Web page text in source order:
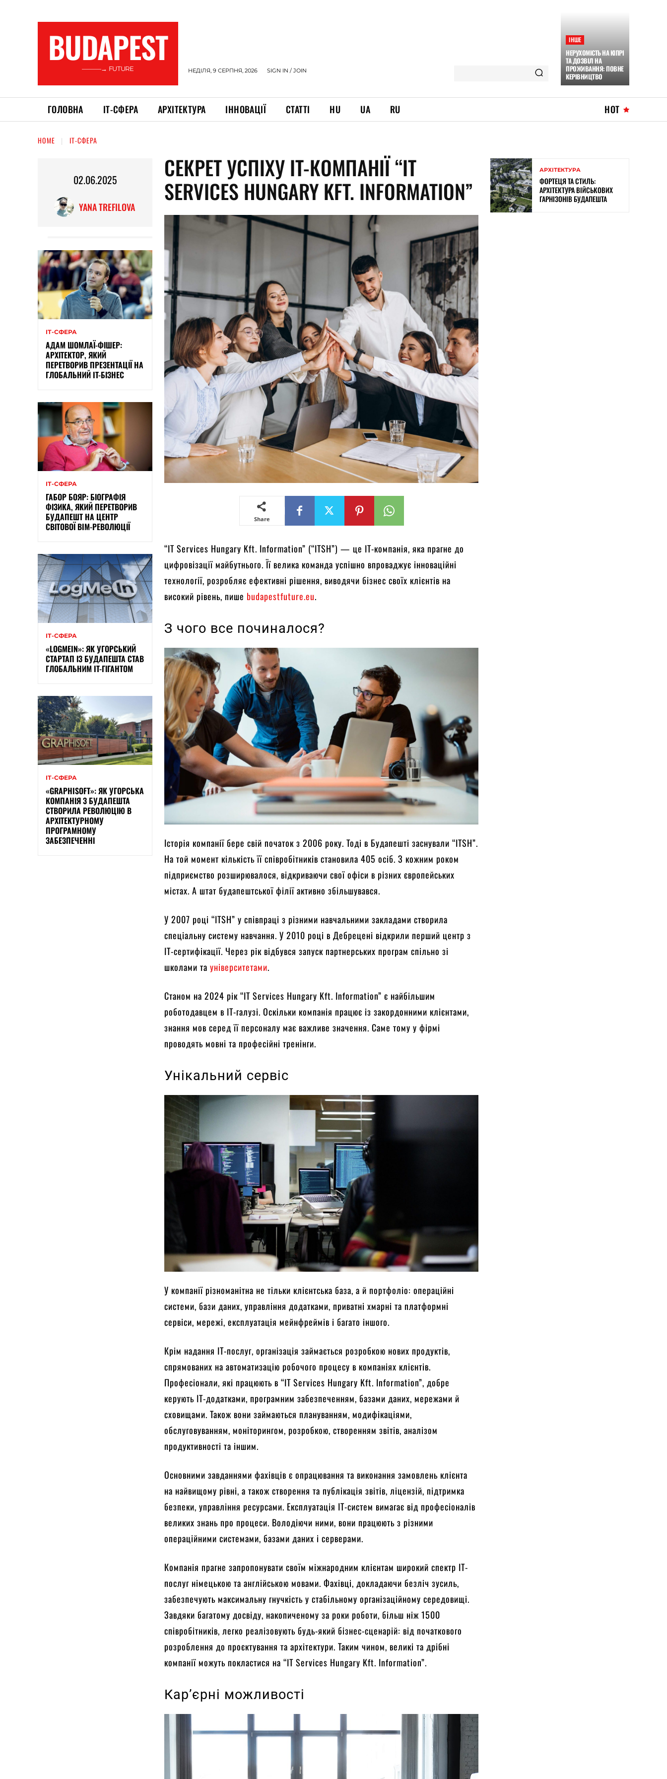
BUDAPEST
———→ FUTURE НЕДІЛЯ, 9 СЕРПНЯ, 2026 SIGN IN / JOIN
ІНШЕ
НЕРУХОМІСТЬ НА КІПРІ
ТА ДОЗВІЛ НА
ПРОЖИВАННЯ: ПОВНЕ
КЕРІВНИЦТВО
ГОЛОВНА ІТ-СФЕРА АРХІТЕКТУРА ІННОВАЦІЇ СТАТТІ HU UA RU HOT
HOME ІТ-СФЕРА
02.06.2025
YANA TREFILOVA
ІТ-СФЕРА
АДАМ ШОМЛАЇ-ФІШЕР:
АРХІТЕКТОР, ЯКИЙ
ПЕРЕТВОРИВ ПРЕЗЕНТАЦІЇ НА
ГЛОБАЛЬНИЙ IT-БІЗНЕС
ІТ-СФЕРА
ГАБОР БОЯР: БІОГРАФІЯ
ФІЗИКА, ЯКИЙ ПЕРЕТВОРИВ
БУДАПЕШТ НА ЦЕНТР
СВІТОВОЇ BIM-РЕВОЛЮЦІЇ
ІТ-СФЕРА
«LOGMEIN»: ЯК УГОРСЬКИЙ
СТАРТАП ІЗ БУДАПЕШТА СТАВ
ГЛОБАЛЬНИМ IT-ГІГАНТОМ
ІТ-СФЕРА
«GRAPHISOFT»: ЯК УГОРСЬКА
КОМПАНІЯ З БУДАПЕШТА
СТВОРИЛА РЕВОЛЮЦІЮ В
АРХІТЕКТУРНОМУ
ПРОГРАМНОМУ
ЗАБЕЗПЕЧЕННІ
СЕКРЕТ УСПІХУ IT-КОМПАНІЇ “IT
SERVICES HUNGARY KFT. INFORMATION”
Share
“IT Services Hungary Kft. Information” (“ITSH”) — це IT-компанія, яка прагне до
цифровізації майбутнього. Її велика команда успішно впроваджує інноваційні
технології, розробляє ефективні рішення, виводячи бізнес своїх клієнтів на
високий рівень, пише budapestfuture.eu.
З чого все починалося?
Історія компанії бере свій початок з 2006 року. Тоді в Будапешті заснували “ITSH”.
На той момент кількість її співробітників становила 405 осіб. З кожним роком
підприємство розширювалося, відкриваючи свої офіси в різних європейських
містах. А штат будапештської філії активно збільшувався.
У 2007 році “ITSH” у співпраці з різними навчальними закладами створила
спеціальну систему навчання. У 2010 році в Дебрецені відкрили перший центр з
IT-сертифікації. Через рік відбувся запуск партнерських програм спільно зі
школами тауніверситетами.
Станом на 2024 рік “IT Services Hungary Kft. Information” є найбільшим
роботодавцем в IT-галузі. Оскільки компанія працює із закордонними клієнтами,
знання мов серед її персоналу має важливе значення. Саме тому у фірмі
проводять мовні та професійні тренінги.
Унікальний сервіс
У компанії різноманітна не тільки клієнтська база, а й портфоліо: операційні
системи, бази даних, управління додатками, приватні хмарні та платформні
сервіси, мережі, експлуатація мейнфреймів і багато іншого.
Крім надання IT-послуг, організація займається розробкою нових продуктів,
спрямованих на автоматизацію робочого процесу в компаніях клієнтів.
Професіонали, які працюють в “IT Services Hungary Kft. Information”, добре
керують IT-додатками, програмним забезпеченням, базами даних, мережами й
сховищами. Також вони займаються плануванням, модифікаціями,
обслуговуванням, моніторингом, розробкою, створенням звітів, аналізом
продуктивності та іншим.
Основними завданнями фахівців є опрацювання та виконання замовлень клієнта
на найвищому рівні, а також створення та публікація звітів, ліцензій, підтримка
безпеки, управління ресурсами. Експлуатація IT-систем вимагає від професіоналів
великих знань про процеси. Володіючи ними, вони працюють з різними
операційними системами, базами даних і серверами.
Компанія прагне запропонувати своїм міжнародним клієнтам широкий спектр IT-
послуг німецькою та англійською мовами. Фахівці, докладаючи безліч зусиль,
забезпечують максимальну гнучкість у стабільному організаційному середовищі.
Завдяки багатому досвіду, накопиченому за роки роботи, більш ніж 1500
співробітників, легко реалізовують будь-який бізнес-сценарій: від початкового
розроблення до проєктування та архітектури. Таким чином, великі та дрібні
компанії можуть покластися на “IT Services Hungary Kft. Information”.
Кар’єрні можливості
АРХІТЕКТУРА
ФОРТЕЦЯ ТА СТИЛЬ:
АРХІТЕКТУРА ВІЙСЬКОВИХ
ГАРНІЗОНІВ БУДАПЕШТА